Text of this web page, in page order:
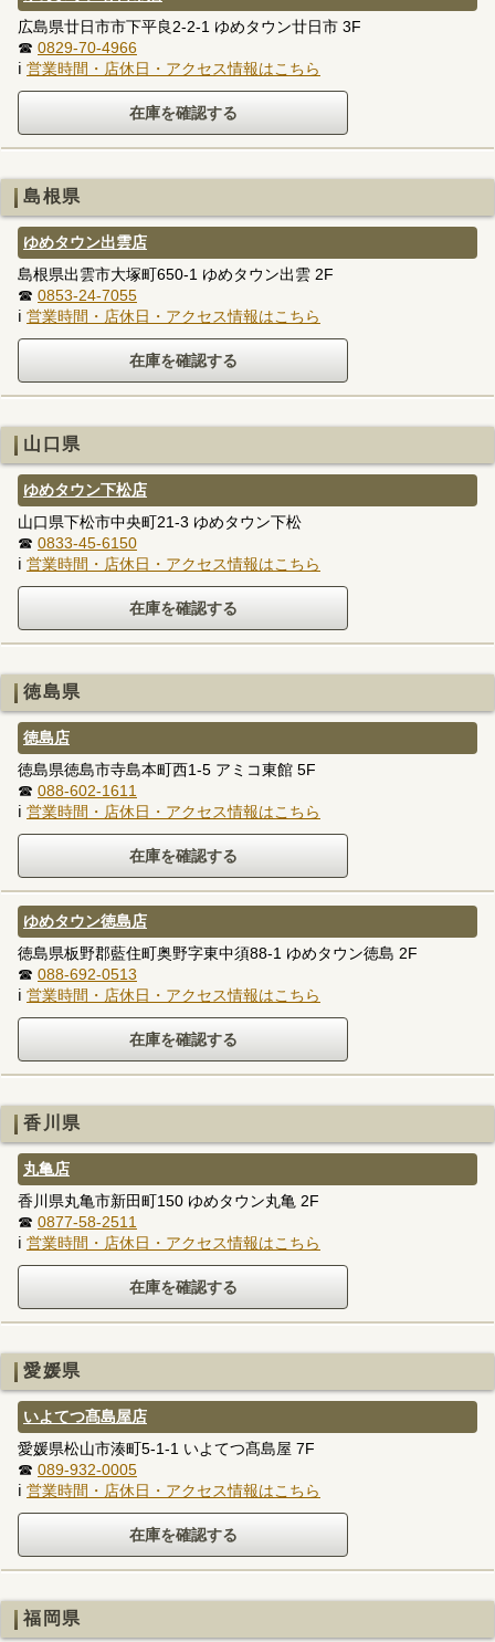
広島県廿日市市下平良2-2-1 ゆめタウン廿日市 3F
☎ 0829-70-4966
ℹ 営業時間・店休日・アクセス情報はこちら
島根県
ゆめタウン出雲店
島根県出雲市大塚町650-1 ゆめタウン出雲 2F
☎ 0853-24-7055
ℹ 営業時間・店休日・アクセス情報はこちら
山口県
ゆめタウン下松店
山口県下松市中央町21-3 ゆめタウン下松
☎ 0833-45-6150
ℹ 営業時間・店休日・アクセス情報はこちら
徳島県
徳島店
徳島県徳島市寺島本町西1-5 アミコ東館 5F
☎ 088-602-1611
ℹ 営業時間・店休日・アクセス情報はこちら
ゆめタウン徳島店
徳島県板野郡藍住町奥野字東中須88-1 ゆめタウン徳島 2F
☎ 088-692-0513
ℹ 営業時間・店休日・アクセス情報はこちら
香川県
丸亀店
香川県丸亀市新田町150 ゆめタウン丸亀 2F
☎ 0877-58-2511
ℹ 営業時間・店休日・アクセス情報はこちら
愛媛県
いよてつ髙島屋店
愛媛県松山市湊町5-1-1 いよてつ髙島屋 7F
☎ 089-932-0005
ℹ 営業時間・店休日・アクセス情報はこちら
福岡県